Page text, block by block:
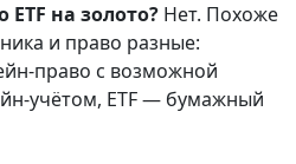
на золото? Нет. Похоже
и право разные:
право с возможной
учётом, ETF — бумажный